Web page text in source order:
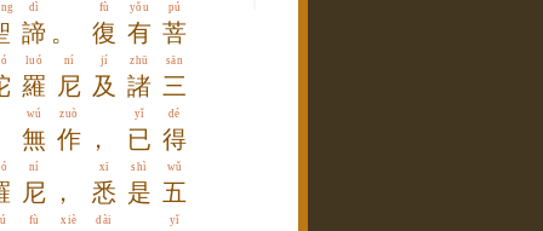
dì fù yǒu pú
諦 。 復 有 菩
luó ní jí zhū sān
羅 尼 及 諸 三
wú zuò yǐ dé
無 作 ， 已 得
ní xī shì wǔ
尼 ， 悉 是 五
fù xiè dài yǐ